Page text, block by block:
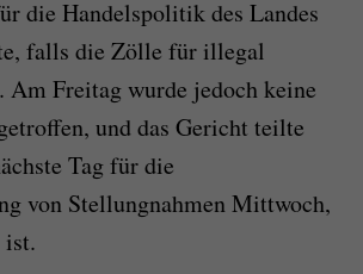
die Handelspolitik des Landes
falls die Zölle für illegal
Am Freitag wurde jedoch keine
und das Gericht teilte
Tag für die
von Stellungnahmen Mittwoch,
ist.